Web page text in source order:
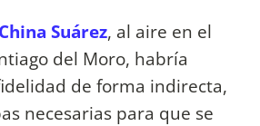
China Suárez, al aire en el
del Moro, habría
de forma indirecta,
necesarias para que se